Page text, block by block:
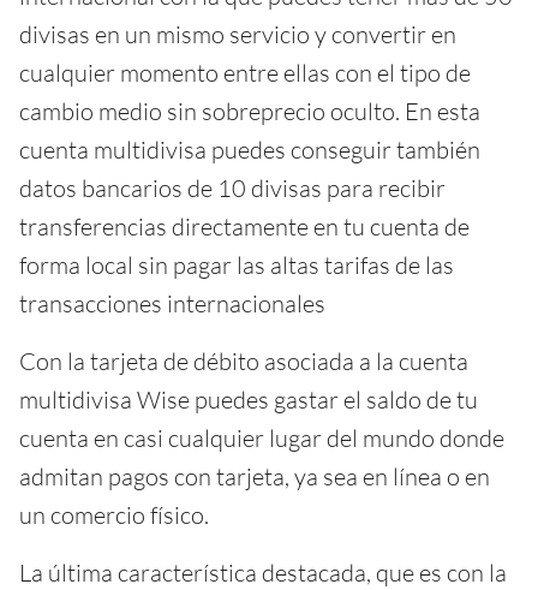
divisas en un mismo servicio y convertir en
cualquier momento entre ellas con el tipo de
cambio medio sin sobreprecio oculto. En esta
cuenta multidivisa puedes conseguir también
datos bancarios de 10 divisas para recibir
transferencias directamente en tu cuenta de
forma local sin pagar las altas tarifas de las
transacciones internacionales
Con la tarjeta de débito asociada a la cuenta
multidivisa Wise puedes gastar el saldo de tu
cuenta en casi cualquier lugar del mundo donde
admitan pagos con tarjeta, ya sea en línea o en
un comercio físico.
La última característica destacada, que es con la